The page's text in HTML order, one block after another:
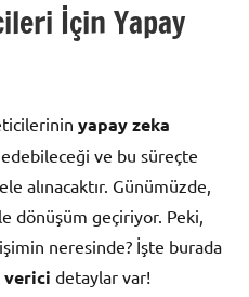
İçin Yapay
yapay zeka
ve bu süreçte
alınacaktır. Günümüzde,
dönüşüm geçiriyor. Peki,
neresinde? İşte burada
verici detaylar var!